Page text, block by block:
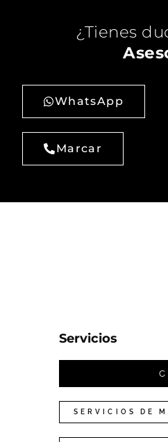
¿Tienes
WhatsApp
Marcar
Servicios
SERVICIOS DE